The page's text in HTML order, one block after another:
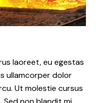
laoreet, eu egestas
ullamcorper dolor
Ut molestie cursus